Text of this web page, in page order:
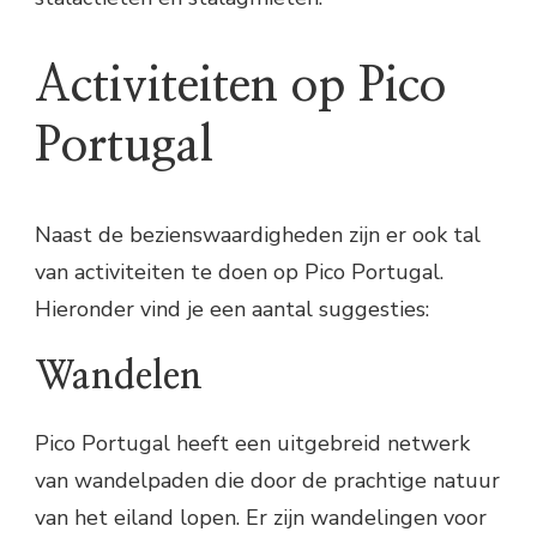
Activiteiten op Pico
Portugal
Naast de bezienswaardigheden zijn er ook tal
van activiteiten te doen op Pico Portugal.
Hieronder vind je een aantal suggesties:
Wandelen
Pico Portugal heeft een uitgebreid netwerk
van wandelpaden die door de prachtige natuur
van het eiland lopen. Er zijn wandelingen voor